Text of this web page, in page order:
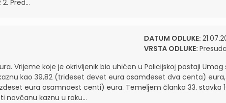
Pred...
DATUM ODLUKE:
VRSTA ODLUKE: Presuda
Vrijeme koje je okrivljenik bio uhićen u Policijskoj postaji Umag
kao 39,82 (trideset devet eura osamdeset dva centa) eura,
eura osamnaest centi) eura. Temeljem članka 33. stavka
novčanu kaznu u roku...